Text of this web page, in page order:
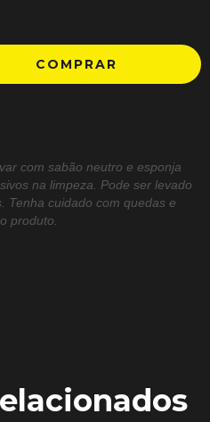
com sabão neutro e esponja
na limpeza. Pode ser levado
Tenha cuidado com quedas e
produto.